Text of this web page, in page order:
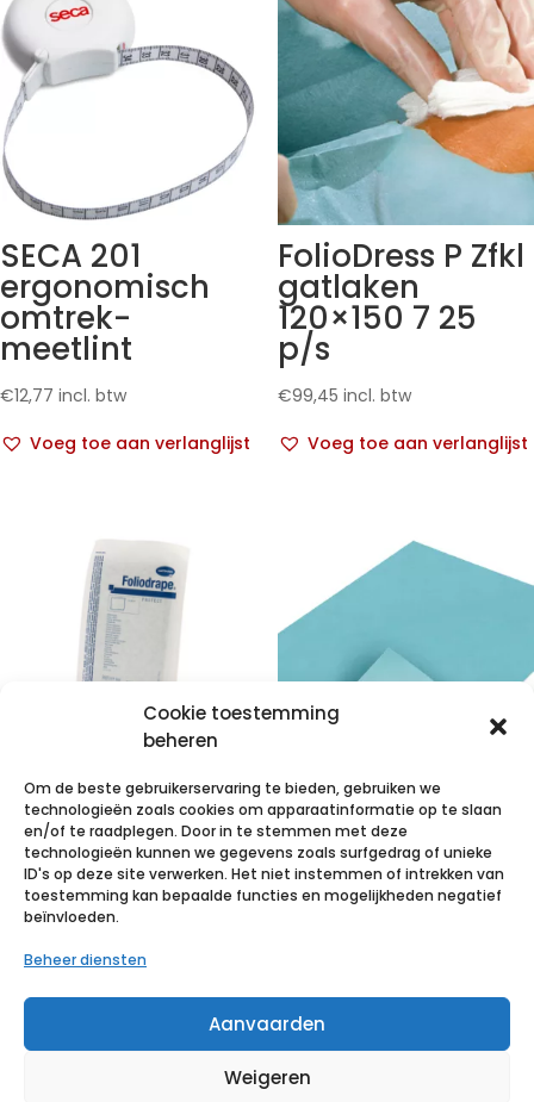
Cookie toestemming
beheren
Om de beste gebruikerservaring te bieden, gebruiken we
technologieën zoals cookies om apparaatinformatie op te slaan
en/of te raadplegen. Door in te stemmen met deze
technologieën kunnen we gegevens zoals surfgedrag of unieke
ID's op deze site verwerken. Het niet instemmen of intrekken van
toestemming kan bepaalde functies en mogelijkheden negatief
beïnvloeden.
Beheer diensten
Aanvaarden
Weigeren
SECA 201
ergonomisch
omtrek-
meetlint
€12,77 incl. btw
Voeg toe aan verlanglijst
FolioDress P Zfkl
gatlaken
120×150 7 25
p/s
€99,45 incl. btw
Voeg toe aan verlanglijst
FolioDress
Protect
zk.aFolioDress.
75x90cm 2l
40p/s
Voeg toe aan verlanglijst
FOLIODRAPE
aFolioDressekla
ken 50x50cm
100 p/s
Voeg toe aan verlanglijst